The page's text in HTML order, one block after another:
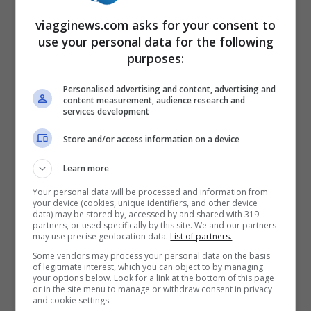
Il tour virtuale fa il paio con quello
all’interno dell’aeroporto di Londra City
dove si possono vedere da casa sullo
schermo del computer: l’ingresso, il check-
in, le sale d’aspetto, il duty free, i ristoranti
e i caffè e perfino le uscite di emergenza.
Un tour virtuale a tutto tondo, molto utile
anche per avere informazioni sullo scalo.
Le foto, sia dell’Airbus di British Airways
viagginews.com asks for your consent to
use your personal data for the following
purposes:
Personalised advertising and content, advertising and
content measurement, audience research and
services development
Store and/or access information on a device
Learn more
Your personal data will be processed and information from
your device (cookies, unique identifiers, and other device
data) may be stored by, accessed by and shared with 319
partners, or used specifically by this site. We and our partners
may use precise geolocation data. List of partners.
Some vendors may process your personal data on the basis
of legitimate interest, which you can object to by managing
your options below. Look for a link at the bottom of this page
or in the site menu to manage or withdraw consent in privacy
and cookie settings.